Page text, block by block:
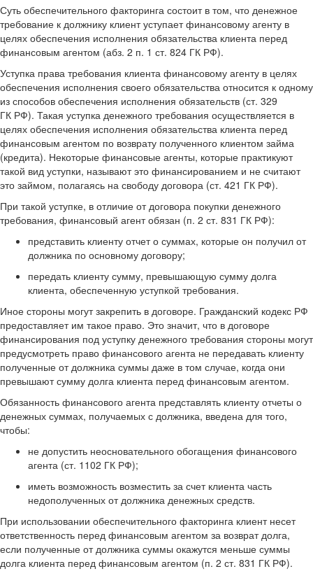
Суть обеспечительного факторинга состоит в том, что денежное
требование к должнику клиент уступает финансовому агенту в
целях обеспечения исполнения обязательства клиента перед
финансовым агентом (абз. 2 п. 1 ст. 824 ГК РФ).
Уступка права требования клиента финансовому агенту в целях
обеспечения исполнения своего обязательства относится к одному
из способов обеспечения исполнения обязательств (ст. 329
ГК РФ). Такая уступка денежного требования осуществляется в
целях обеспечения исполнения обязательства клиента перед
финансовым агентом по возврату полученного клиентом займа
(кредита). Некоторые финансовые агенты, которые практикуют
такой вид уступки, называют это финансированием и не считают
это займом, полагаясь на свободу договора (ст. 421 ГК РФ).
При такой уступке, в отличие от договора покупки денежного
требования, финансовый агент обязан (п. 2 ст. 831 ГК РФ):
представить клиенту отчет о суммах, которые он получил от
должника по основному договору;
передать клиенту сумму, превышающую сумму долга
клиента, обеспеченную уступкой требования.
Иное стороны могут закрепить в договоре. Гражданский кодекс РФ
предоставляет им такое право. Это значит, что в договоре
финансирования под уступку денежного требования стороны могут
предусмотреть право финансового агента не передавать клиенту
полученные от должника суммы даже в том случае, когда они
превышают сумму долга клиента перед финансовым агентом.
Обязанность финансового агента представлять клиенту отчеты о
денежных суммах, получаемых с должника, введена для того,
чтобы:
не допустить неосновательного обогащения финансового
агента (ст. 1102 ГК РФ);
иметь возможность возместить за счет клиента часть
недополученных от должника денежных средств.
При использовании обеспечительного факторинга клиент несет
ответственность перед финансовым агентом за возврат долга,
если полученные от должника суммы окажутся меньше суммы
долга клиента перед финансовым агентом (п. 2 ст. 831 ГК РФ).